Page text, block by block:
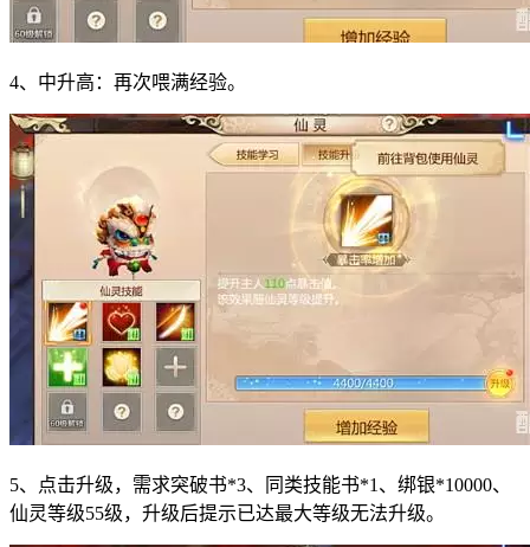
4、中升高：再次喂满经验。
5、点击升级，需求突破书*3、同类技能书*1、绑银*10000、
仙灵等级55级，升级后提示已达最大等级无法升级。